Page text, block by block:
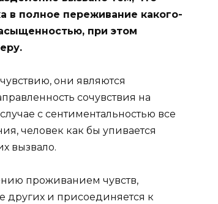
в полное переживание какого-
при этом
они являются
сочувствия на
с сентиментальностью все
человек как бы упивается
вызвало.
проживанием чувств,
других и присоединяется к